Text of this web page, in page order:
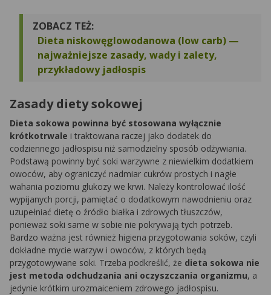
ZOBACZ TEŻ:
Dieta niskowęglowodanowa (low carb) —
najważniejsze zasady, wady i zalety,
przykładowy jadłospis
Zasady diety sokowej
Dieta sokowa powinna być stosowana wyłącznie
krótkotrwale i traktowana raczej jako dodatek do
codziennego jadłospisu niż samodzielny sposób odżywiania.
Podstawą powinny być soki warzywne z niewielkim dodatkiem
owoców, aby ograniczyć nadmiar cukrów prostych i nagłe
wahania poziomu glukozy we krwi. Należy kontrolować ilość
wypijanych porcji, pamiętać o dodatkowym nawodnieniu oraz
uzupełniać dietę o źródło białka i zdrowych tłuszczów,
ponieważ soki same w sobie nie pokrywają tych potrzeb.
Bardzo ważna jest również higiena przygotowania soków, czyli
dokładne mycie warzyw i owoców, z których będą
przygotowywane soki. Trzeba podkreślić, że dieta sokowa nie
jest metoda odchudzania ani oczyszczania organizmu, a
jedynie krótkim urozmaiceniem zdrowego jadłospisu.